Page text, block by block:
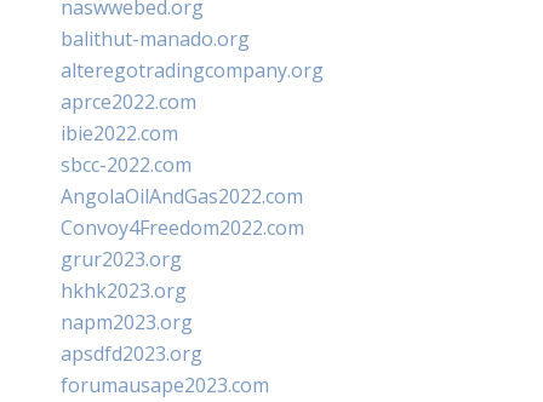
naswwebed.org
balithut-manado.org
alteregotradingcompany.org
aprce2022.com
ibie2022.com
sbcc-2022.com
AngolaOilAndGas2022.com
Convoy4Freedom2022.com
grur2023.org
hkhk2023.org
napm2023.org
apsdfd2023.org
forumausape2023.com